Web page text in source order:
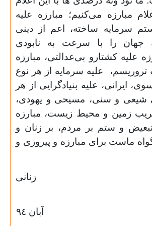
مبارزه می‌کنیم؛ مبارزه علیه
سرمایه ساخته، اعم از دینی
جهان را با سرعت به نابودی
علیه کشتارو بی‌عدالتی، مبارزه
تروریسم،
علیه سرمایه از هر نوع
ایرانی، علیه بنیادگرایی از هر
شیعی و سنی، مسیحی و یهودی،
زمین و محیط زیست، مبارزه
و ستم بر مردم، بر زنان و
ماست برای مبارزه و پیروزی و
زنانی
آبان ٩٤